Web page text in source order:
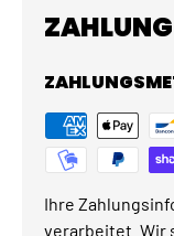
Ihre
verarbeitet. Wir